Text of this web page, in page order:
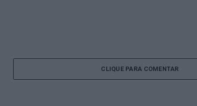
CLIQUE PARA COMENTAR